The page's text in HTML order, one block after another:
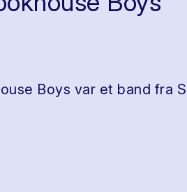
Boys var et band fra